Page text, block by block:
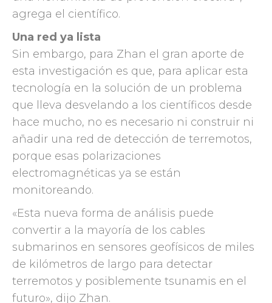
agrega el científico.
Una red ya lista
Sin embargo, para Zhan el gran aporte de
esta investigación es que, para aplicar esta
tecnología en la solución de un problema
que lleva desvelando a los científicos desde
hace mucho, no es necesario ni construir ni
añadir una red de detección de terremotos,
porque esas polarizaciones
electromagnéticas ya se están
monitoreando.
«Esta nueva forma de análisis puede
convertir a la mayoría de los cables
submarinos en sensores geofísicos de miles
de kilómetros de largo para detectar
terremotos y posiblemente tsunamis en el
futuro», dijo Zhan.